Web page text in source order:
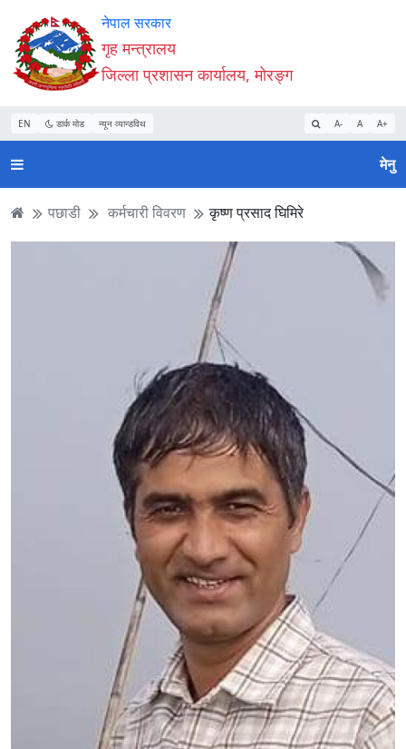
Accessibility
Mode
सुरु
गर्नुहोस्
सामाग्री
पढ्नुहाेस्
नेभिगेसन
पढ्नुहाेस्
वेबसाइट
खोजमा
जानुहोस्
नेपाल सरकार
गृह मन्त्रालय
जिल्ला प्रशासन कार्यालय, मोरङ्ग
EN डार्क मोड न्यून व्यान्डविथ A- A A+
मेनु
पछाडी कर्मचारी विवरण कृष्ण प्रसाद घिमिरे